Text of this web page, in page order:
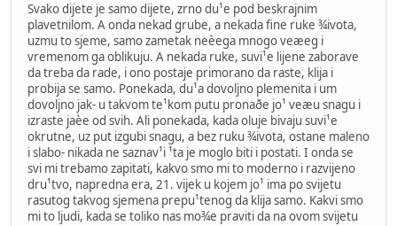
Svako dijete je samo dijete, zrno du¹e pod beskrajnim
plavetnilom. A onda nekad grube, a nekada fine ruke ¾ivota,
uzmu to sjeme, samo zametak neèega mnogo veæeg i
vremenom ga oblikuju. A nekada ruke, suvi¹e lijene zaborave
da treba da rade, i ono postaje primorano da raste, klija i
probija se samo. Ponekada, du¹a dovoljno plemenita i um
dovoljno jak- u takvom te¹kom putu pronaðe jo¹ veæu snagu i
izraste jaèe od svih. Ali ponekada, kada oluje bivaju suvi¹e
okrutne, uz put izgubi snagu, a bez ruku ¾ivota, ostane maleno
i slabo- nikada ne saznav¹i ¹ta je moglo biti i postati. I onda se
svi mi trebamo zapitati, kakvo smo mi to moderno i razvijeno
dru¹tvo, napredna era, 21. vijek u kojem jo¹ ima po svijetu
rasutog takvog sjemena prepu¹tenog da klija samo. Kakvi smo
mi to ljudi, kada se toliko nas mo¾e praviti da na ovom svijetu